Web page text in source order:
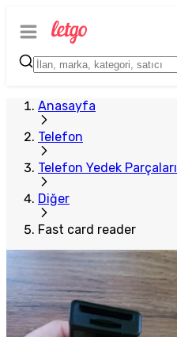
Anasayfa
Telefon
Telefon Yedek Parçaları
Diğer
Fast card reader